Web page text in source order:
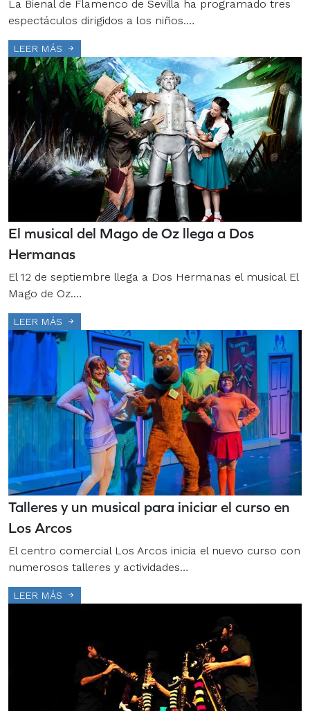
La Bienal de Flamenco de Sevilla ha programado tres
espectáculos dirigidos a los niños.…
LEER MÁS
El musical del Mago de Oz llega a Dos
Hermanas
El 12 de septiembre llega a Dos Hermanas el musical El
Mago de Oz.…
LEER MÁS
Talleres y un musical para iniciar el curso en
Los Arcos
El centro comercial Los Arcos inicia el nuevo curso con
numerosos talleres y actividades…
LEER MÁS